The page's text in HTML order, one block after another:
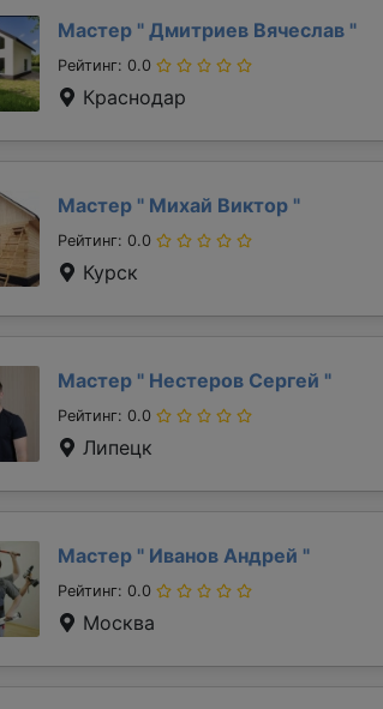
Мастер " Дмитриев Вячеслав "
Рейтинг: 0.0
Краснодар
Мастер " Михай Виктор "
Рейтинг: 0.0
Курск
Мастер " Нестеров Сергей "
Рейтинг: 0.0
Липецк
Мастер " Иванов Андрей "
Рейтинг: 0.0
Москва